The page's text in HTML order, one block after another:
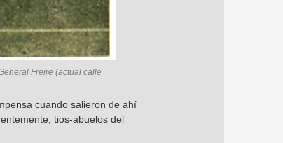
Freire (actual calle
cuando salieron de ahí
tios-abuelos del